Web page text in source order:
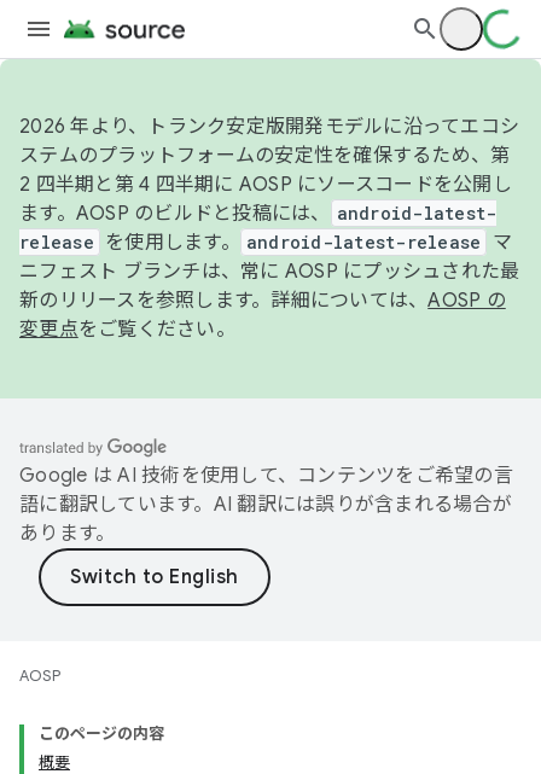
2026 年より、トランク安定版開発モデルに沿ってエコシ
ステムのプラットフォームの安定性を確保するため、第
2 四半期と第 4 四半期に AOSP にソースコードを公開し
ます。AOSP のビルドと投稿には、
android-latest-
release
を使用します。 android-latest-release
マ
ニフェスト ブランチは、常に AOSP にプッシュされた最
新のリリースを参照します。詳細については、AOSP の
変更点をご覧ください。
Google は AI 技術を使用して、コンテンツをご希望の言
語に翻訳しています。AI 翻訳には誤りが含まれる場合が
あります。
AOSP
このページの内容
概要